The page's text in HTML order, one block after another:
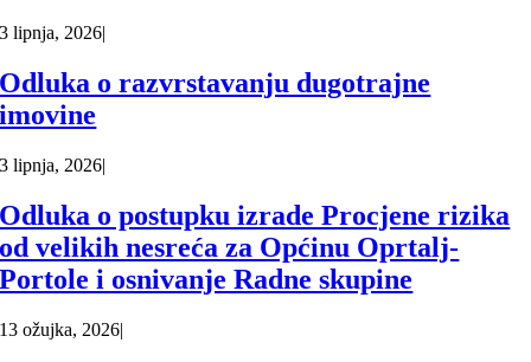
3 lipnja, 2026|
Odluka o razvrstavanju dugotrajne
imovine
3 lipnja, 2026|
Odluka o postupku izrade Procjene rizika
od velikih nesreća za Općinu Oprtalj-
Portole i osnivanje Radne skupine
13 ožujka, 2026|